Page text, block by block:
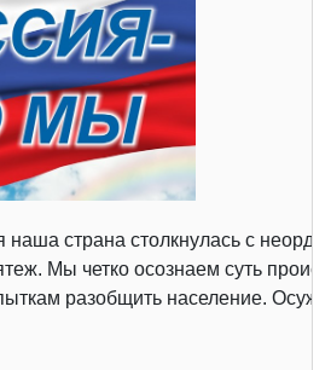
наша страна столкнулась с
Мы четко осознаем суть
разобщить население.